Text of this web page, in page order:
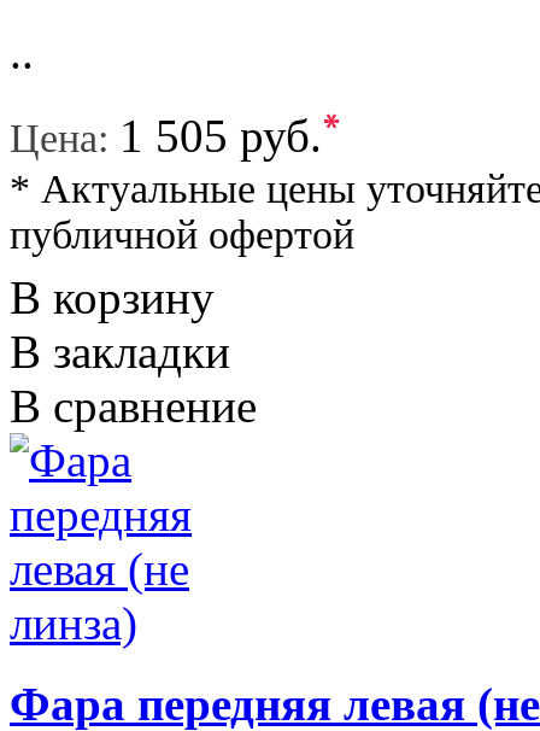
..
Цена: 1 505 руб.*
* Актуальные цены
публичной офертой
В корзину
В закладки
В сравнение
Фара передняя левая